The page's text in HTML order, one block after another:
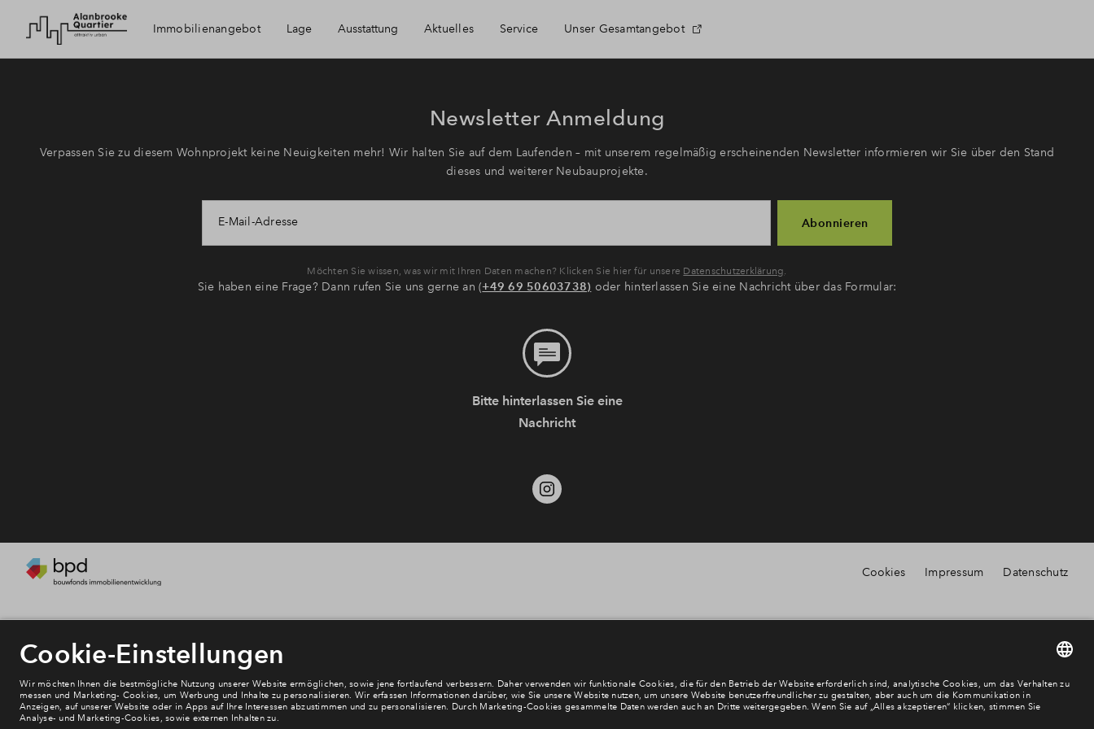
Immobilienangebot Lage
Erreichbarkeit
Ausstattung Aktuelles Service
Kontakt
Anmeldung Projektnewsletter
Unser Gesamtangebot
Newsletter Anmeldung
Verpassen Sie zu diesem Wohnprojekt keine Neuigkeiten mehr! Wir halten Sie auf dem Laufenden – mit unserem regelmäßig erscheinenden Newsletter informieren wir Sie über den Stand
dieses und weiterer Neubauprojekte.
E-Mail-Adresse Abonnieren
Möchten Sie wissen, was wir mit Ihren Daten machen? Klicken Sie hier für unsere Datenschutzerklärung.
Sie haben eine Frage? Dann rufen Sie uns gerne an (+49 69 50603738) oder hinterlassen Sie eine Nachricht über das Formular:
Bitte hinterlassen Sie eine
Nachricht
Cookies Impressum Datenschutz